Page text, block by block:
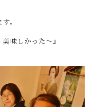
。
味しかった〜』